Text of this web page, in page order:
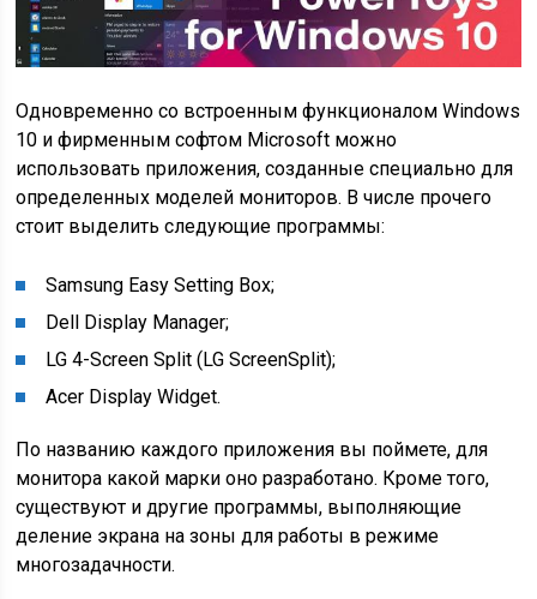
Одновременно со встроенным функционалом Windows
10 и фирменным софтом Microsoft можно
использовать приложения, созданные специально для
определенных моделей мониторов. В числе прочего
стоит выделить следующие программы:
Samsung Easy Setting Box;
Dell Display Manager;
LG 4-Screen Split (LG ScreenSplit);
Acer Display Widget.
По названию каждого приложения вы поймете, для
монитора какой марки оно разработано. Кроме того,
существуют и другие программы, выполняющие
деление экрана на зоны для работы в режиме
многозадачности.